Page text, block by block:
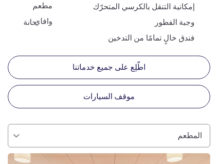
مطعم
إمكانية التنقل بالكرسي المتحرّك
وافاي
وجبة الفطور
حانة
فندق خالٍ تمامًا من التدخين
اطّلِع على جميع خدماتنا
موقف السيارات
المطعم
راجع التفاصيل